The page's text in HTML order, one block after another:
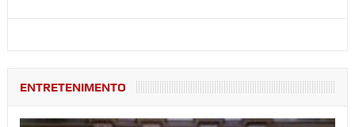
ENTRETENIMENTO